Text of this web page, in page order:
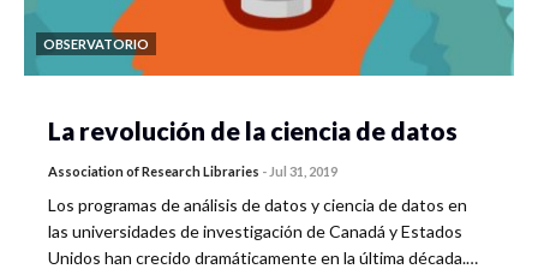
OBSERVATORIO
La revolución de la ciencia de datos
Association of Research Libraries - Jul 31, 2019
Los programas de análisis de datos y ciencia de datos en
las universidades de investigación de Canadá y Estados
Unidos han crecido dramáticamente en la última década.…